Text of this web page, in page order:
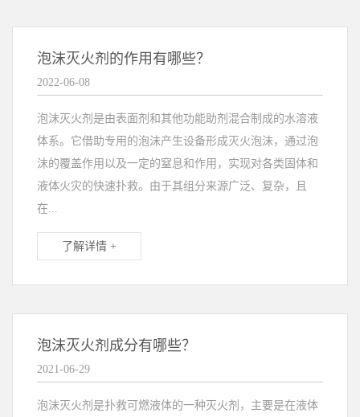
泡沫灭火剂的作用有哪些？
2022-06-08
泡沫灭火剂是由表面剂和其他功能助剂混合制成的水溶液
体系。它借助专用的泡沫产生设备形成灭火泡沫，通过泡
沫的覆盖作用以及一定的窒息和作用，实现对各类固体和
液体火灾的快速扑救。由于其组分来源广泛、复杂，且
在...
了解详情 +
泡沫灭火剂成分有哪些？
2021-06-29
泡沫灭火剂是扑救可燃液体的一种灭火剂，主要是在液体